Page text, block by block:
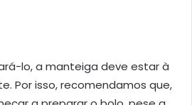
lo, a manteiga deve estar à
Por isso, recomendamos que,